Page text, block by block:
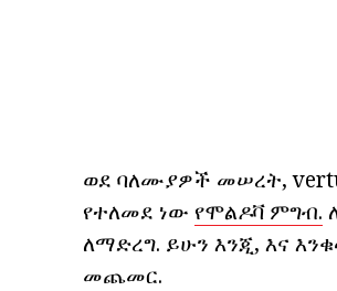
ወደ ባለሙያዎች መሠረት,
የተለመደ ነው የሞልዶቫ ምግብ.
ለማድረግ. ይሁን እንጂ, እና
መጨመር.